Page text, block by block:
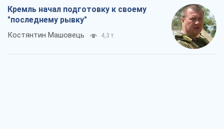
Кремль начал подготовку к своему
"последнему рывку"
Костянтин Машовець 4,3 т.